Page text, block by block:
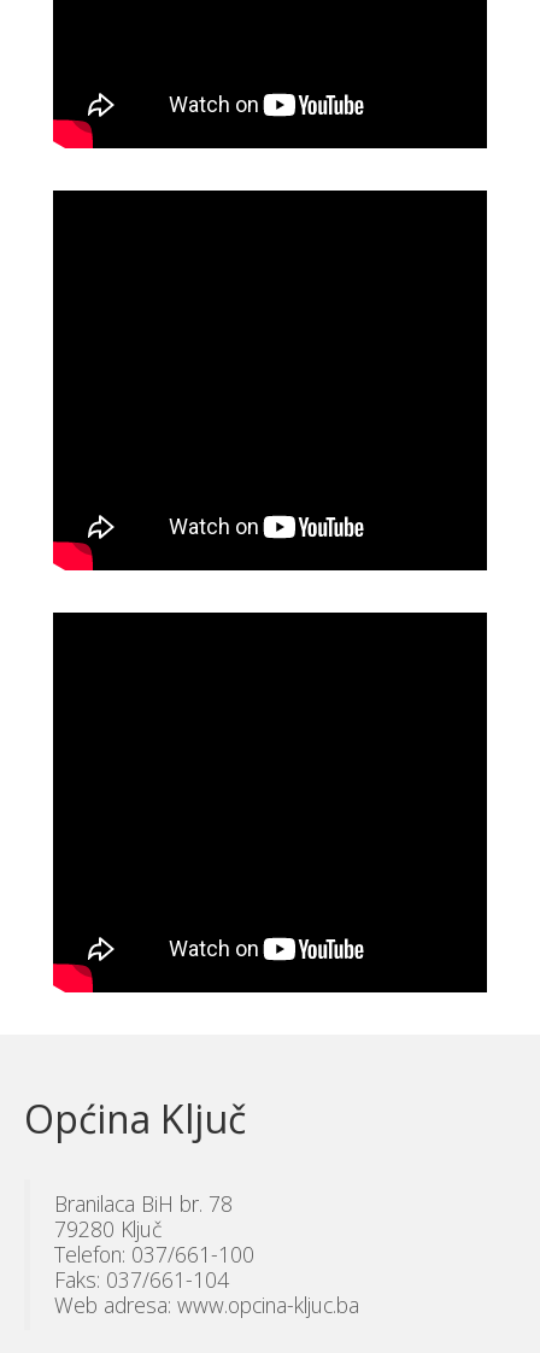
Općina Ključ
Branilaca BiH br. 78
79280 Ključ
Telefon: 037/661-100
Faks: 037/661-104
Web adresa: www.opcina-kljuc.ba